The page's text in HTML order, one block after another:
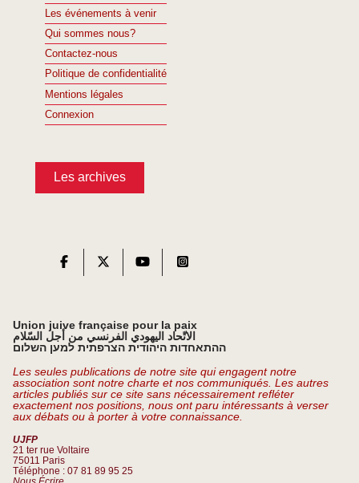
Les événements à venir
Qui sommes nous?
Contactez-nous
Politique de confidentialité
Mentions légales
Connexion
Les archives
Union juive française pour la paix
الاتّحاد اليهودي الفرنسي من أجل السّلام
ההתאחדות היהודית הצרפתית למען השלום
Les seules publications de notre site qui engagent notre
association sont notre charte et nos communiqués. Les autres
articles publiés sur ce site sans nécessairement refléter
exactement nos positions, nous ont paru intéressants à verser
aux débats ou à porter à votre connaissance.
UJFP
21 ter rue Voltaire
75011 Paris
Téléphone : 07 81 89 95 25